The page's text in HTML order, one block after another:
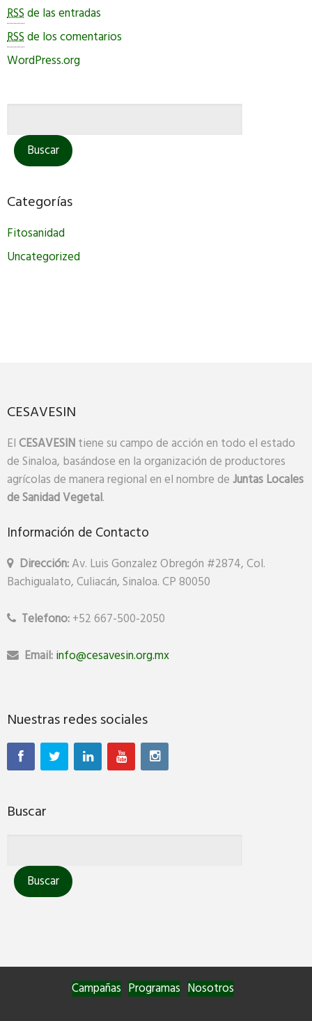
RSSde las entradas
RSSde los comentarios
WordPress.org
Categorías
Fitosanidad
Uncategorized
CESAVESIN
ElCESAVESINtiene su campo de acción en todo el estado
de Sinaloa, basándose en la organización de productores
agrícolas de manera regional en el nombre deJuntasLocales
de Sanidad Vegetal.
Información de Contacto
Dirección:Av. Luis Gonzalez Obregón #2874, Col.
Bachigualato, Culiacán, Sinaloa. CP 80050
Telefono:+52 667-500-2050
Email:info@cesavesin.org.mx
Nuestras redes sociales
Buscar
Campañas Programas Nosotros